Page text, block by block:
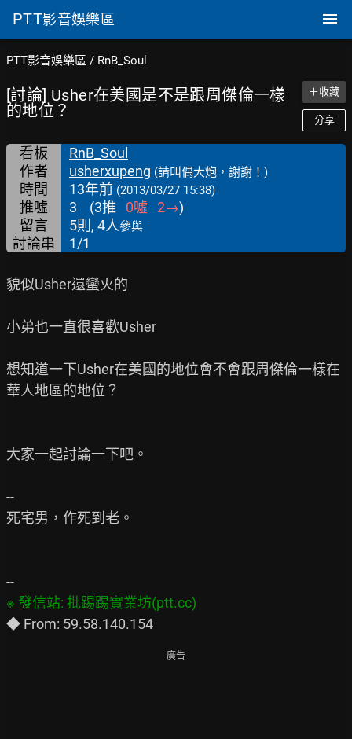
PTT影音娛樂區
PTT影音娛樂區 / RnB_Soul
[討論] Usher在美國是不是跟周傑倫一樣
的地位？
＋收藏
分享
看板
RnB_Soul
作者
usherxupeng (請叫偶大炮，謝謝！)
時間 13年前 (2013/03/27 15:38)
推噓 3 (3推 0噓 2→)
留言
5則, 4人參與
討論串 1/1
貌似Usher還蠻火的
小弟也一直很喜歡Usher
想知道一下Usher在美國的地位會不會跟周傑倫一樣在
華人地區的地位？
大家一起討論一下吧。
--
死宅男，作死到老。
廣告